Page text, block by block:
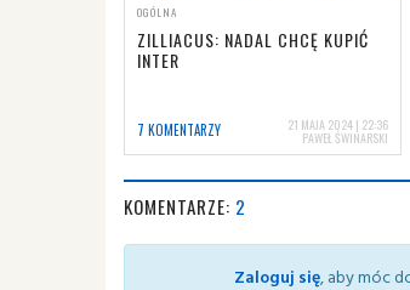
OGÓLNA
ZILLIACUS: NADAL CHCĘ KUPIĆ
INTER
7 KOMENTARZY 21 MAJA 2024 | 22:36
PAWEŁ ŚWINARSKI
KOMENTARZE: 2
Zaloguj się, aby móc